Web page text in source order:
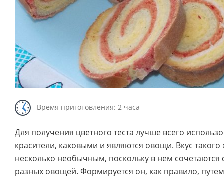
Время приготовления: 2 часа
Для получения цветного теста лучше всего
красители, каковыми и являются овощи. Вкус такого
несколько необычным, поскольку в нем сочетаются
разных овощей. Формируется он, как правило,